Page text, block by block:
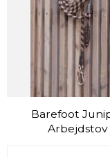
Barefoot
Arbejdstov